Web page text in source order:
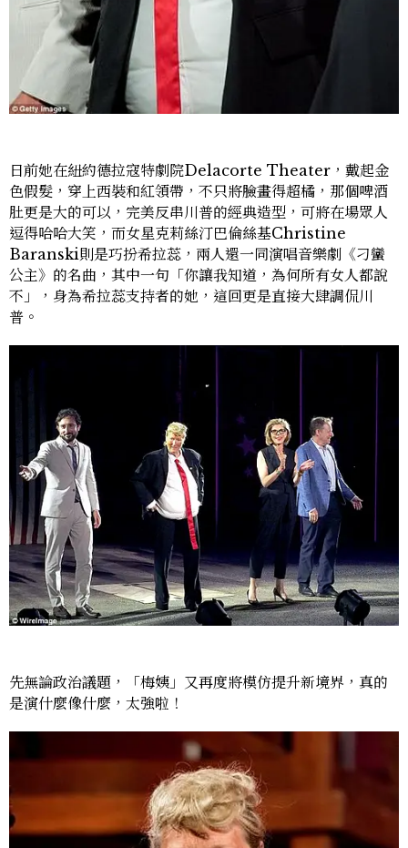
日前她在紐約德拉寇特劇院Delacorte Theater，戴起金
色假髮，穿上西裝和紅領帶，不只將臉畫得超橘，那個啤酒
肚更是大的可以，完美反串川普的經典造型，可將在場眾人
逗得哈哈大笑，而女星克莉絲汀巴倫絲基Christine
Baranski則是巧扮希拉蕊，兩人還一同演唱音樂劇《刁蠻
公主》的名曲，其中一句「你讓我知道，為何所有女人都說
不」，身為希拉蕊支持者的她，這回更是直接大肆調侃川
普。
先無論政治議題，「梅姨」又再度將模仿提升新境界，真的
是演什麼像什麼，太強啦！